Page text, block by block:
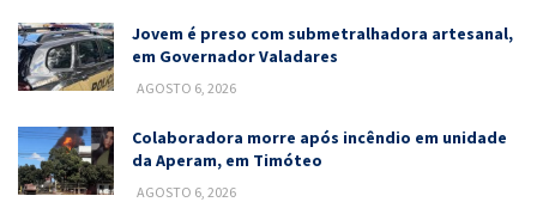
Jovem é preso com submetralhadora artesanal,
em Governador Valadares
AGOSTO 6, 2026
Colaboradora morre após incêndio em unidade
da Aperam, em Timóteo
AGOSTO 6, 2026